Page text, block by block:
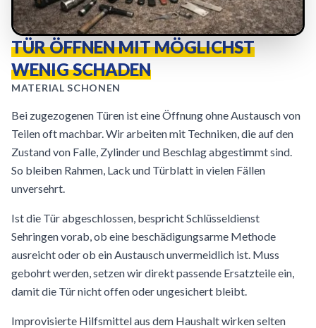
TÜR ÖFFNEN MIT MÖGLICHST
WENIG SCHADEN
MATERIAL SCHONEN
Bei zugezogenen Türen ist eine Öffnung ohne Austausch von
Teilen oft machbar. Wir arbeiten mit Techniken, die auf den
Zustand von Falle, Zylinder und Beschlag abgestimmt sind.
So bleiben Rahmen, Lack und Türblatt in vielen Fällen
unversehrt.
Ist die Tür abgeschlossen, bespricht Schlüsseldienst
Sehringen vorab, ob eine beschädigungsarme Methode
ausreicht oder ob ein Austausch unvermeidlich ist. Muss
gebohrt werden, setzen wir direkt passende Ersatzteile ein,
damit die Tür nicht offen oder ungesichert bleibt.
Improvisierte Hilfsmittel aus dem Haushalt wirken selten